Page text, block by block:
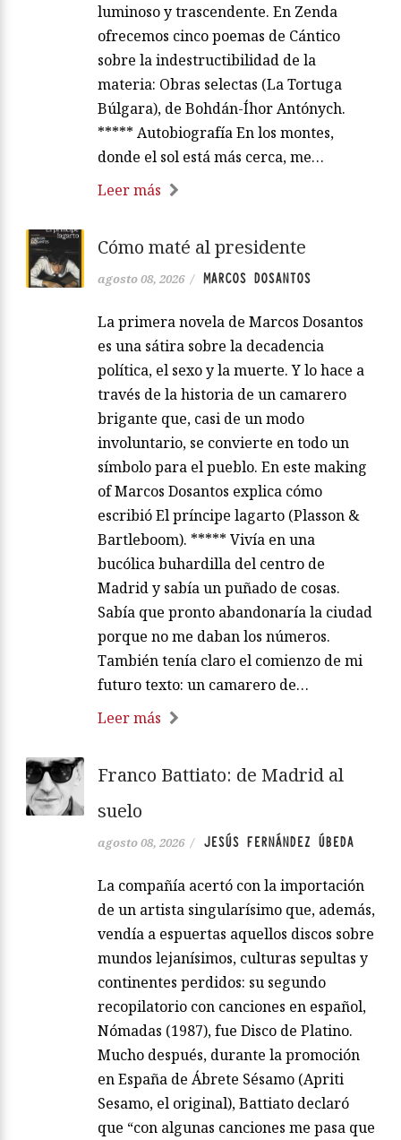
luminoso y trascendente. En Zenda
ofrecemos cinco poemas de Cántico
sobre la indestructibilidad de la
materia: Obras selectas (La Tortuga
Búlgara), de Bohdán-Íhor Antónych.
***** Autobiografía En los montes,
donde el sol está más cerca, me…
Leer más
Cómo maté al presidente
agosto 08, 2026 / MARCOS DOSANTOS
La primera novela de Marcos Dosantos
es una sátira sobre la decadencia
política, el sexo y la muerte. Y lo hace a
través de la historia de un camarero
brigante que, casi de un modo
involuntario, se convierte en todo un
símbolo para el pueblo. En este making
of Marcos Dosantos explica cómo
escribió El príncipe lagarto (Plasson &
Bartleboom). ***** Vivía en una
bucólica buhardilla del centro de
Madrid y sabía un puñado de cosas.
Sabía que pronto abandonaría la ciudad
porque no me daban los números.
También tenía claro el comienzo de mi
futuro texto: un camarero de…
Leer más
Franco Battiato: de Madrid al
suelo
agosto 08, 2026 / JESÚS FERNÁNDEZ ÚBEDA
La compañía acertó con la importación
de un artista singularísimo que, además,
vendía a espuertas aquellos discos sobre
mundos lejanísimos, culturas sepultas y
continentes perdidos: su segundo
recopilatorio con canciones en español,
Nómadas (1987), fue Disco de Platino.
Mucho después, durante la promoción
en España de Ábrete Sésamo (Apriti
Sesamo, el original), Battiato declaró
que “con algunas canciones me pasa que